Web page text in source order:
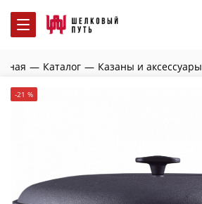
— Каталог — Казаны и аксессуары
-21 %